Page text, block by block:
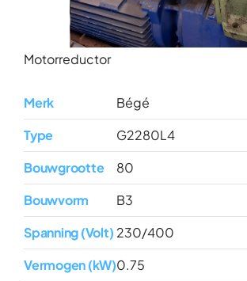
Motorreductor
Merk
Bégé
Type
G2280L4
Bouwgrootte
80
Bouwvorm
B3
Spanning (Volt) 230/400
Vermogen (kW)0.75